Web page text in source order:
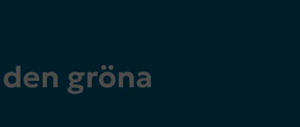
gröna